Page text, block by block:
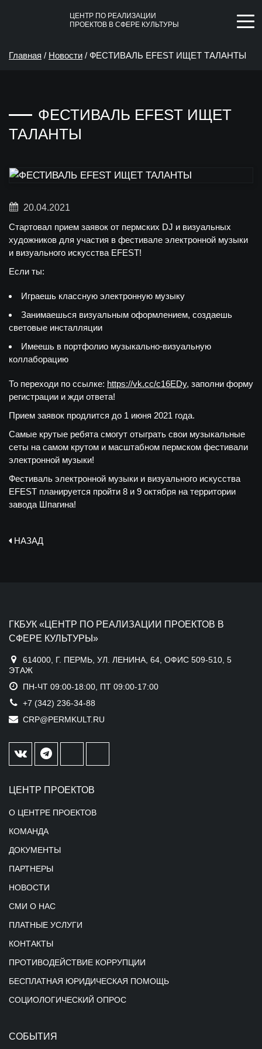
ЦЕНТР ПО РЕАЛИЗАЦИИ
ПРОЕКТОВ В СФЕРЕ КУЛЬТУРЫ
Главная / Новости / ФЕСТИВАЛЬ EFEST ИЩЕТ ТАЛАНТЫ
ФЕСТИВАЛЬ EFEST ИЩЕТ
ТАЛАНТЫ
20.04.2021
Стартовал прием заявок от пермских DJ и визуальных
художников для участия в фестивале электронной музыки
и визуального искусства EFEST!
Если ты:
Играешь классную электронную музыку
Занимаешься визуальным оформлением, создаешь
световые инсталляции
Имеешь в портфолио музыкально-визуальную
коллаборацию
То переходи по ссылке: https://vk.cc/c16EDy, заполни форму
регистрации и жди ответа!
Прием заявок продлится до 1 июня 2021 года.
Самые крутые ребята смогут отыграть свои музыкальные
сеты на самом крутом и масштабном пермском фестивали
электронной музыки!
Фестиваль электронной музыки и визуального искусства
EFEST планируется пройти 8 и 9 октября на территории
завода Шпагина!
НАЗАД
ГКБУК «ЦЕНТР ПО РЕАЛИЗАЦИИ ПРОЕКТОВ В
СФЕРЕ КУЛЬТУРЫ»
614000, Г. ПЕРМЬ, УЛ. ЛЕНИНА, 64, ОФИС 509-510, 5
ЭТАЖ
ПН-ЧТ 09:00-18:00, ПТ 09:00-17:00
+7 (342) 236-34-88
CRP@PERMKULT.RU
ЦЕНТР ПРОЕКТОВ
О ЦЕНТРЕ ПРОЕКТОВ
КОМАНДА
ДОКУМЕНТЫ
ПАРТНЕРЫ
НОВОСТИ
СМИ О НАС
ПЛАТНЫЕ УСЛУГИ
КОНТАКТЫ
ПРОТИВОДЕЙСТВИЕ КОРРУПЦИИ
БЕСПЛАТНАЯ ЮРИДИЧЕСКАЯ ПОМОЩЬ
СОЦИОЛОГИЧЕСКИЙ ОПРОС
СОБЫТИЯ